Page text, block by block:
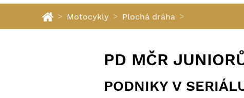
> Motocykly > Plochá dráha >
PD MČR
PODNIKY V